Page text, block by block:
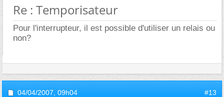
Re : Temporisateur
Pour l'interrupteur, il est possible d'utiliser un relais ou
non?
04/04/2007, 09h04 #13